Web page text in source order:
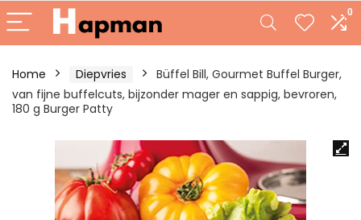
0
Home Diepvries
Büffel Bill, Gourmet Buffel Burger,
van fijne buffelcuts, bijzonder mager en sappig, bevroren,
180 g Burger Patty